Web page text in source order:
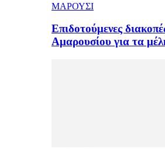
ΜΑΡΟΥΣΙ
Επιδοτούμενες
Αμαρουσίου για τα